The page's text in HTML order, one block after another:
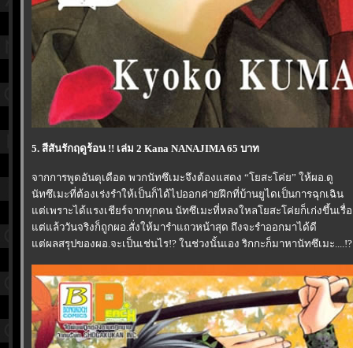
5. สีสันรักฤดูร้อน !! เล่ม 2 Kana NANAJIMA 65 บาท
จากการพูดอันดุเดือด พวกนัทซึเมะจึงต้องแสดง “โยสะโค่ย” ให้ผอ.ดู
นัทซึเมะที่ต้องเร่งรำให้เป็นก็ได้ไปออกค่ายฝึกที่บ้านยูไดเป็นการฉุกเฉิน
ต่เพราะได้แรงเชียร์จากทุกคน นัทซึเมะที่หลงใหลโยสะโค่ยก็เก่งขึ้นเรื่
ต่แล้ววันจริงก็ถูกผอ.สั่งให้มารำแถวหน้าสุด ถึงจะรำออกมาได้ดี
ต่ผลสรุปของผอ.จะเป็นเช่นไร!? ในช่วงนั้นเอง ริกกะก็มาหานัทซึเมะ....!?